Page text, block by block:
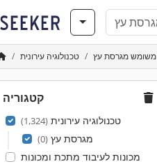
טכנולוגיה עירונית משומש מגרסת עץ
קטגוריה
טכנולוגיה עירונית(1,324)
מגרסת עץ(0)
מכונות לעיבוד מתכת ומכונות